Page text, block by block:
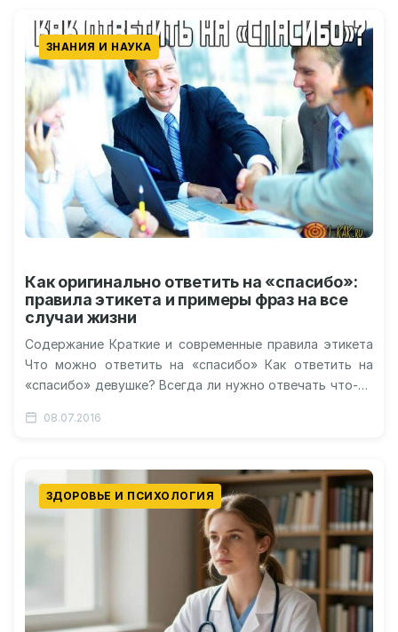
ЗНАНИЯ И НАУКА
Как оригинально ответить на «спасибо»:
правила этикета и примеры фраз на все
случаи жизни
Содержание Краткие и современные правила этикета
Что можно ответить на «спасибо» Как ответить на
«спасибо» девушке? Всегда ли нужно отвечать что-то
08.07.2016
ЗДОРОВЬЕ И ПСИХОЛОГИЯ